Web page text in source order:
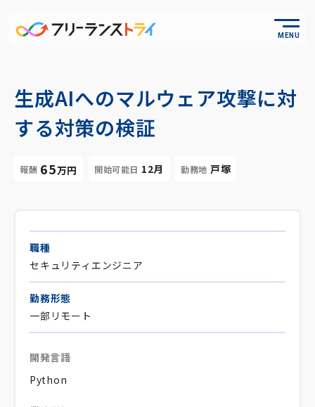
MENU
生成AIへのマルウェア攻撃に対
する対策の検証
報酬 65万円 開始可能日 12月 勤務地 戸塚
職種
セキュリティエンジニア
勤務形態
一部リモート
開発言語
Python